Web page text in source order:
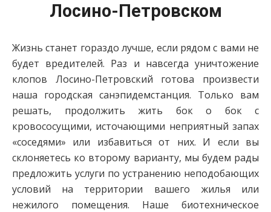
Лосино-Петровском
Жизнь станет гораздо лучше, если рядом с вами не
будет вредителей. Раз и навсегда уничтожение
клопов Лосино-Петровский готова произвести
наша городская санэпидемстанция. Только вам
решать, продолжить жить бок о бок с
кровососущими, источающими неприятный запах
«соседями» или избавиться от них. И если вы
склоняетесь ко второму варианту, мы будем рады
предложить услуги по устранению неподобающих
условий на территории вашего жилья или
нежилого помещения. Наше биотехническое